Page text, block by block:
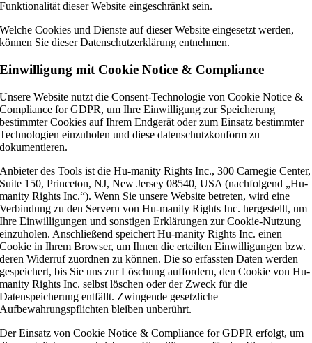
Funktionalität dieser Website eingeschränkt sein.
Welche Cookies und Dienste auf dieser Website eingesetzt werden,
können Sie dieser Datenschutzerklärung entnehmen.
Einwilligung mit Cookie Notice & Compliance
Unsere Website nutzt die Consent-Technologie von Cookie Notice &
Compliance for GDPR, um Ihre Einwilligung zur Speicherung
bestimmter Cookies auf Ihrem Endgerät oder zum Einsatz bestimmter
Technologien einzuholen und diese datenschutzkonform zu
dokumentieren.
Anbieter des Tools ist die Hu-manity Rights Inc., 300 Carnegie Center,
Suite 150, Princeton, NJ, New Jersey 08540, USA (nachfolgend „Hu-
manity Rights Inc.“). Wenn Sie unsere Website betreten, wird eine
Verbindung zu den Servern von Hu-manity Rights Inc. hergestellt, um
Ihre Einwilligungen und sonstigen Erklärungen zur Cookie-Nutzung
einzuholen. Anschließend speichert Hu-manity Rights Inc. einen
Cookie in Ihrem Browser, um Ihnen die erteilten Einwilligungen bzw.
deren Widerruf zuordnen zu können. Die so erfassten Daten werden
gespeichert, bis Sie uns zur Löschung auffordern, den Cookie von Hu-
manity Rights Inc. selbst löschen oder der Zweck für die
Datenspeicherung entfällt. Zwingende gesetzliche
Aufbewahrungspflichten bleiben unberührt.
Der Einsatz von Cookie Notice & Compliance for GDPR erfolgt, um